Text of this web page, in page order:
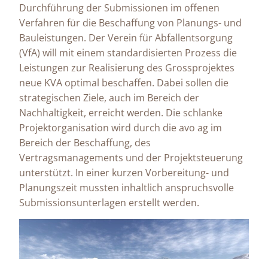
Durchführung der Submissionen im offenen
Verfahren für die Beschaffung von Planungs- und
Bauleistungen. Der Verein für Abfallentsorgung
(VfA) will mit einem standardisierten Prozess die
Leistungen zur Realisierung des Grossprojektes
neue KVA optimal beschaffen. Dabei sollen die
strategischen Ziele, auch im Bereich der
Nachhaltigkeit, erreicht werden. Die schlanke
Projektorganisation wird durch die avo ag im
Bereich der Beschaffung, des
Vertragsmanagements und der Projektsteuerung
unterstützt. In einer kurzen Vorbereitung- und
Planungszeit mussten inhaltlich anspruchsvolle
Submissionsunterlagen erstellt werden.